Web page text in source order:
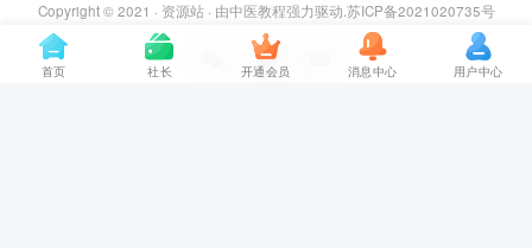
Copyright © 2021 · 资源站· 由中医教程强力驱动.苏ICP备2021020735号
首页 社长 开通会员 消息中心 用户中心